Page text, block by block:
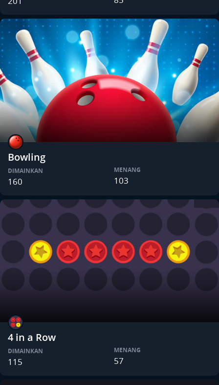
Bowling
DIMAINKAN
160
MENANG
103
4 in a Row
DIMAINKAN
115
MENANG
57